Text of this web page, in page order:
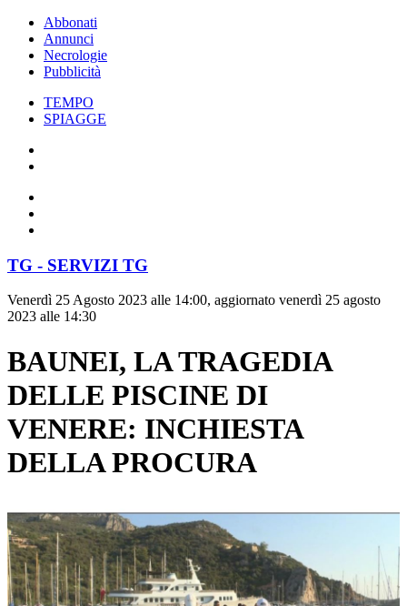
Abbonati
Annunci
Necrologie
Pubblicità
TEMPO
SPIAGGE
TG - SERVIZI TG
Venerdì 25 Agosto 2023 alle 14:00, aggiornato venerdì 25 agosto
2023 alle 14:30
BAUNEI, LA TRAGEDIA
DELLE PISCINE DI
VENERE: INCHIESTA
DELLA PROCURA